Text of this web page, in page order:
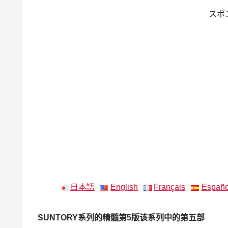
スポ
日本語 English Français
SUNTORY系列的精髓第5版该系列中的第五部